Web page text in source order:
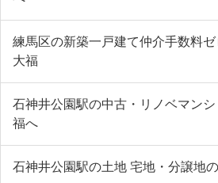
練馬区の新築一戸建て仲介手数料
大福
石神井公園駅の中古・リノベマン
福へ
石神井公園駅の土地 宅地・分譲地